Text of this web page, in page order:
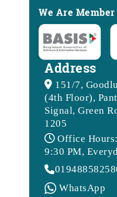
We Are Member
Address
151/7,
(4th Floor),
Signal, Green
1205
Office
9:30 PM,
01948858258
WhatsApp